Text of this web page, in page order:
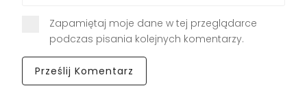
Zapamiętaj moje dane w tej przeglądarce
podczas pisania kolejnych komentarzy.